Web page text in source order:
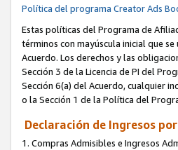
Política del programa Creator Ads
Estas políticas del Programa de
términos con mayúscula inicial que
Acuerdo. Los derechos y las
Sección 3 de la Licencia de PI del
Sección 6(a) del Acuerdo, cualquier
o la Sección 1 de la Política del
Declaración de Ingresos
1. Compras Admisibles e Ingresos